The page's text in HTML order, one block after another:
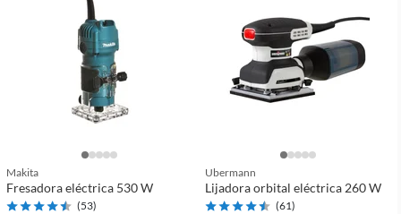
Makita
Fresadora eléctrica 530 W
(53)
Ubermann
Lijadora orbital eléctrica 260 W
(61)